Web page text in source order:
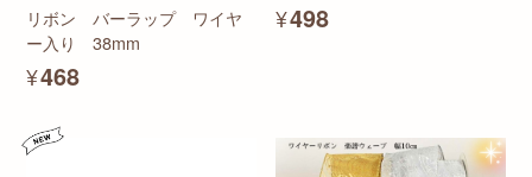
リボン バーラップ ワイヤ
ー入り 38mm
¥468
¥498